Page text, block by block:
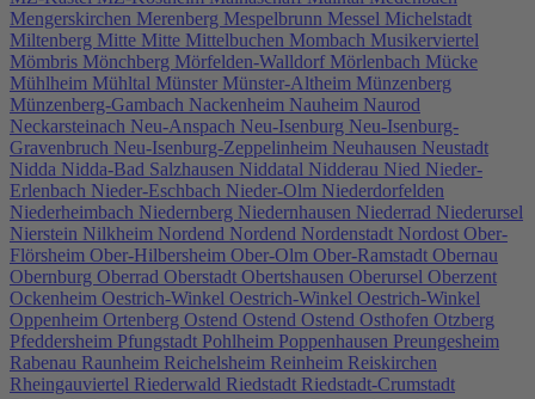
Mengerskirchen Merenberg Mespelbrunn Messel Michelstadt
Miltenberg Mitte Mitte Mittelbuchen Mombach Musikerviertel
Mömbris Mönchberg Mörfelden-Walldorf Mörlenbach Mücke
Mühlheim Mühltal Münster Münster-Altheim Münzenberg
Münzenberg-Gambach Nackenheim Nauheim Naurod
Neckarsteinach Neu-Anspach Neu-Isenburg Neu-Isenburg-
Gravenbruch Neu-Isenburg-Zeppelinheim Neuhausen Neustadt
Nidda Nidda-Bad Salzhausen Niddatal Nidderau Nied Nieder-
Erlenbach Nieder-Eschbach Nieder-Olm Niederdorfelden
Niederheimbach Niedernberg Niedernhausen Niederrad Niederursel
Nierstein Nilkheim Nordend Nordend Nordenstadt Nordost Ober-
Flörsheim Ober-Hilbersheim Ober-Olm Ober-Ramstadt Obernau
Obernburg Oberrad Oberstadt Obertshausen Oberursel Oberzent
Ockenheim Oestrich-Winkel Oestrich-Winkel Oestrich-Winkel
Oppenheim Ortenberg Ostend Ostend Ostend Osthofen Otzberg
Pfeddersheim Pfungstadt Pohlheim Poppenhausen Preungesheim
Rabenau Raunheim Reichelsheim Reinheim Reiskirchen
Rheingauviertel Riederwald Riedstadt Riedstadt-Crumstadt